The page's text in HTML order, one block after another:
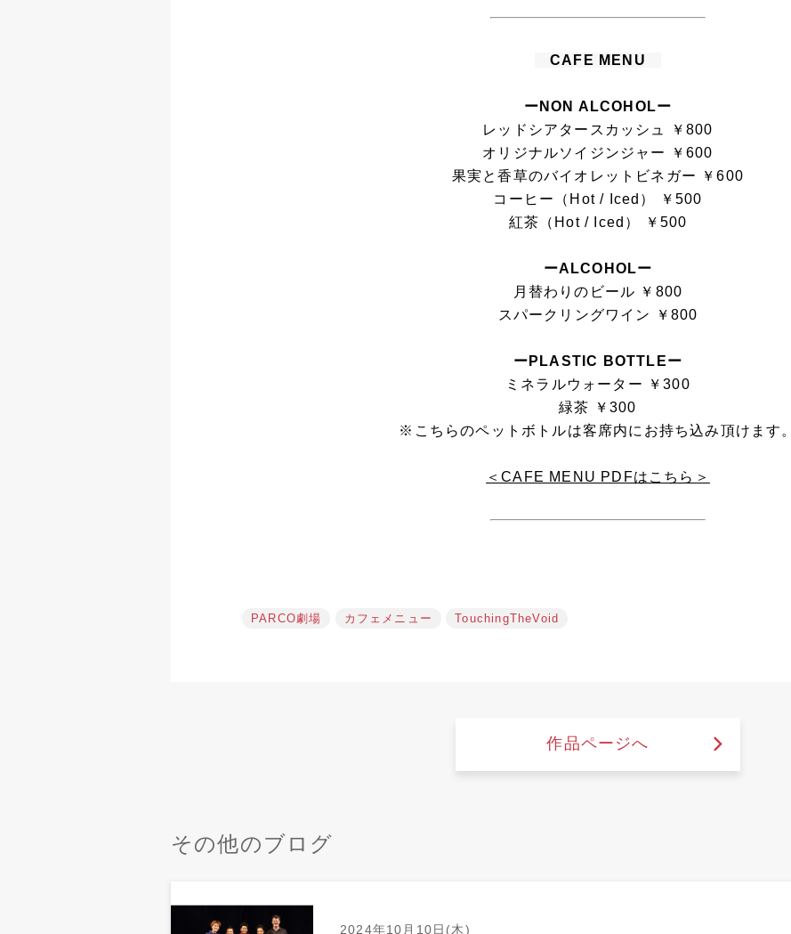
CAFE MENU
ーNON ALCOHOLー
レッドシアタースカッシュ ￥800
オリジナルソイジンジャー ￥600
果実と香草のバイオレットビネガー ￥600
コーヒー（Hot / Iced） ￥500
紅茶（Hot / Iced） ￥500
ーALCOHOLー
月替わりのビール ￥800
スパークリングワイン ￥800
ーPLASTIC BOTTLEー
ミネラルウォーター ￥300
緑茶 ￥300
※こちらのペットボトルは客席内にお持ち込み頂けます。
＜CAFE MENU PDFはこちら＞
PARCO劇場 カフェメニュー TouchingTheVoid
作品ページへ
その他のブログ
2024年10月10日(木)